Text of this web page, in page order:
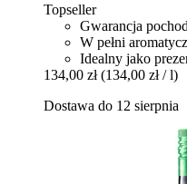
Topseller
Gwarancja
W pełni
Idealny jako
134,00 zł (134,00 zł / l)
Dostawa do 12 sierpnia